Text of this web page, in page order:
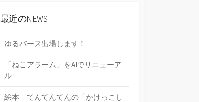
最近のNEWS
ゆるバース出場します！
「ねこアラーム」をAIでリニューア
ル
絵本 てんてんてんの「かけっこし